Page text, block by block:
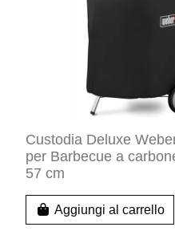
Custodia Deluxe
per Barbecue a
57 cm
Aggiungi al carrello